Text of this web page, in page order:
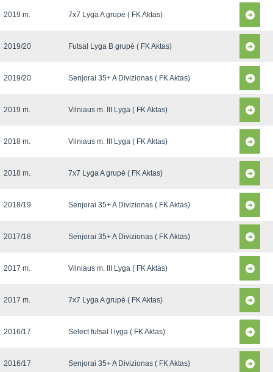
2019 m. 7x7 Lyga A grupė ( FK Aktas)
2019/20 Futsal Lyga B grupė ( FK Aktas)
2019/20 Senjorai 35+ A Divizionas ( FK Aktas)
2019 m. Vilniaus m. III Lyga ( FK Aktas)
2018 m. Vilniaus m. III Lyga ( FK Aktas)
2018 m. 7x7 Lyga A grupė ( FK Aktas)
2018/19 Senjorai 35+ A Divizionas ( FK Aktas)
2017/18 Senjorai 35+ A Divizionas ( FK Aktas)
2017 m. Vilniaus m. III Lyga ( FK Aktas)
2017 m. 7x7 Lyga A grupė ( FK Aktas)
2016/17 Select futsal I lyga ( FK Aktas)
2016/17 Senjorai 35+ A Divizionas ( FK Aktas)